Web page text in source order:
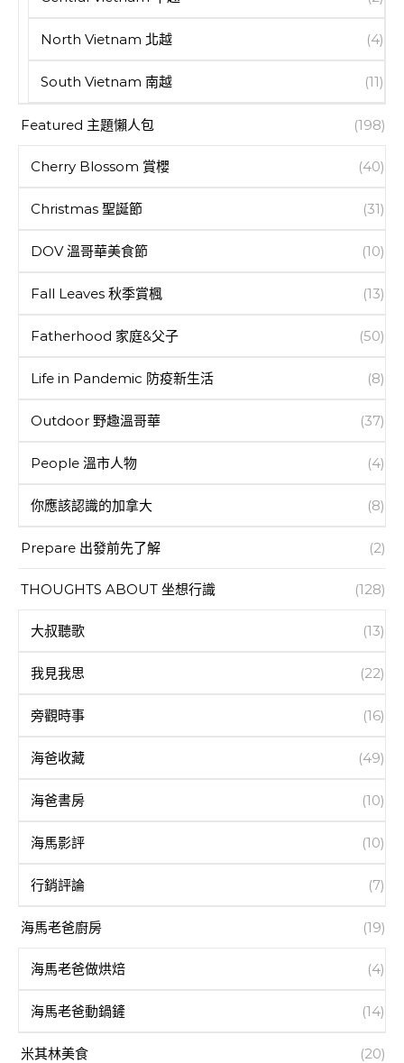
North Vietnam 北越 (4)
South Vietnam 南越 (11)
Featured 主題懶人包 (198)
Cherry Blossom 賞櫻 (40)
Christmas 聖誕節 (31)
DOV 溫哥華美食節 (10)
Fall Leaves 秋季賞楓 (13)
Fatherhood 家庭&父子 (50)
Life in Pandemic 防疫新生活 (8)
Outdoor 野趣溫哥華 (37)
People 溫市人物 (4)
你應該認識的加拿大 (8)
Prepare 出發前先了解 (2)
THOUGHTS ABOUT 坐想行識 (128)
大叔聽歌 (13)
我見我思 (22)
旁觀時事 (16)
海爸收藏 (49)
海爸書房 (10)
海馬影評 (10)
行銷評論 (7)
海馬老爸廚房 (19)
海馬老爸做烘焙 (4)
海馬老爸動鍋鏟 (14)
米其林美食 (20)